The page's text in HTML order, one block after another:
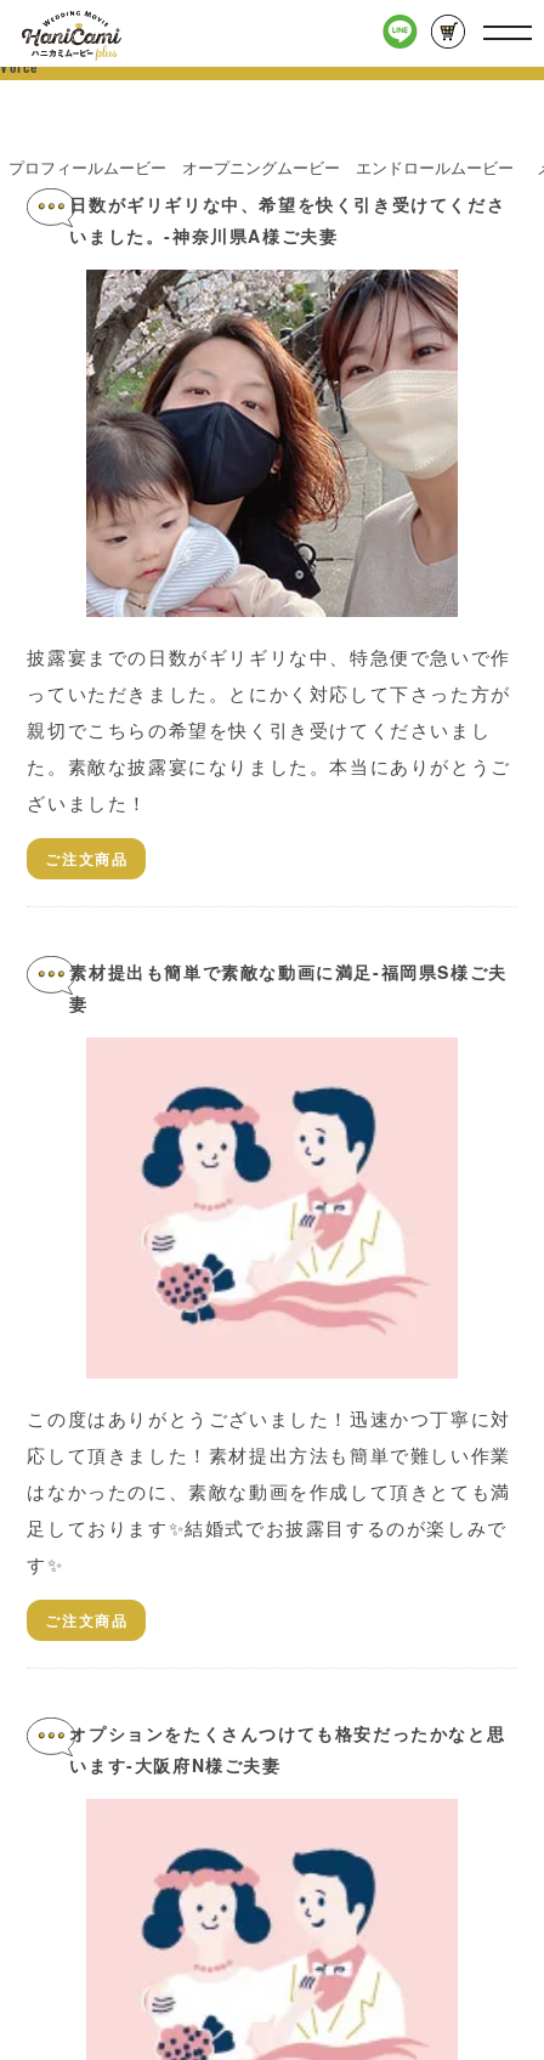
Voice
プロフィールムービー オープニングムービー エンドロールムービー
日数がギリギリな中、希望を快く引き受けてくださ
いました。-神奈川県A様ご夫妻
披露宴までの日数がギリギリな中、特急便で急いで作
っていただきました。とにかく対応して下さった方が
親切でこちらの希望を快く引き受けてくださいまし
た。素敵な披露宴になりました。本当にありがとうご
ざいました！
ご注文商品
素材提出も簡単で素敵な動画に満足-福岡県S様ご夫
妻
この度はありがとうございました！迅速かつ丁寧に対
応して頂きました！素材提出方法も簡単で難しい作業
はなかったのに、素敵な動画を作成して頂きとても満
足しております✨結婚式でお披露目するのが楽しみで
す✨
ご注文商品
オプションをたくさんつけても格安だったかなと思
います-大阪府N様ご夫妻